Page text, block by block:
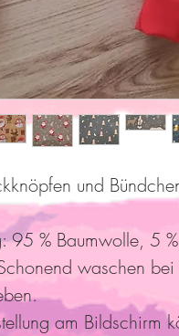
und
95 % Baumwolle, 5
waschen
am Bildschirm